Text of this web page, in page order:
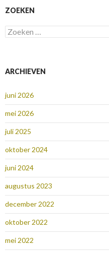
ZOEKEN
Zoeken
naar:
ARCHIEVEN
juni 2026
mei 2026
juli 2025
oktober 2024
juni 2024
augustus 2023
december 2022
oktober 2022
mei 2022